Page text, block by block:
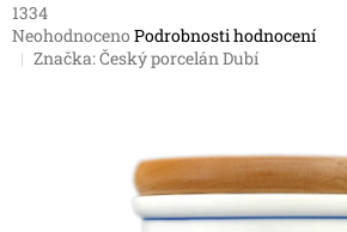
1334
Průměrné
hodnocení
Neohodnoceno Podrobnosti hodnocení
Značka:Český porcelán Dubí